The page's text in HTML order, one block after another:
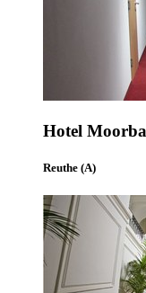
Hotel
Reuthe (A)